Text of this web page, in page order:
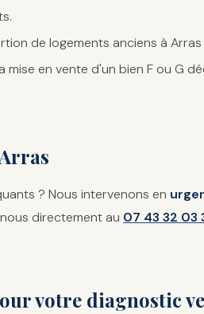
de logements anciens à
mise en vente d'un bien F ou G
? Nous intervenons en
directement au 07 43 32 03
votre diagnostic